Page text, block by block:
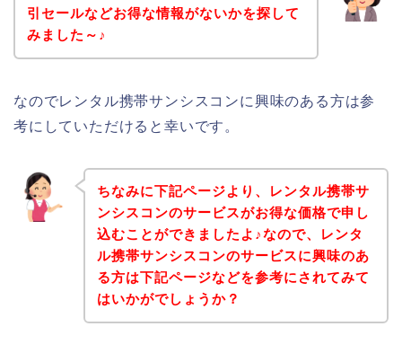
引セールなどお得な情報がないかを探して
みました～♪
なのでレンタル携帯サンシスコンに興味のある方は参
考にしていただけると幸いです。
ちなみに下記ページより、レンタル携帯サ
ンシスコンのサービスがお得な価格で申し
込むことができましたよ♪なので、レンタ
ル携帯サンシスコンのサービスに興味のあ
る方は下記ページなどを参考にされてみて
はいかがでしょうか？